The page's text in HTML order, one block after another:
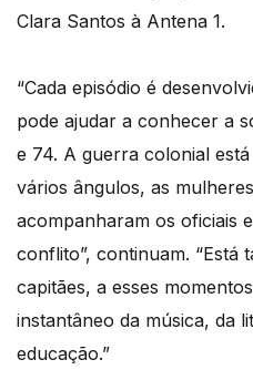
Clara Santos à Antena 1.
“Cada episódio é
pode ajudar a conhecer a
e 74. A guerra colonial
vários ângulos, as
acompanharam os oficiais
conflito”, continuam. “Está
capitães, a esses
instantâneo da música, da
educação.”